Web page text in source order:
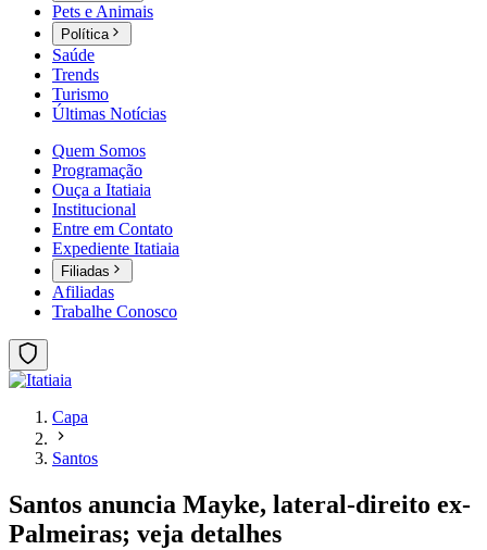
Pets e Animais
Política
Saúde
Trends
Turismo
Últimas Notícias
Quem Somos
Programação
Ouça a Itatiaia
Institucional
Entre em Contato
Expediente Itatiaia
Filiadas
Afiliadas
Trabalhe Conosco
Capa
Santos
Santos anuncia Mayke, lateral-direito ex-
Palmeiras; veja detalhes